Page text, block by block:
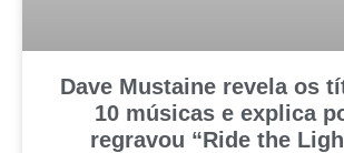
Dave Mustaine revela os
10 músicas e explica
regravou “Ride the